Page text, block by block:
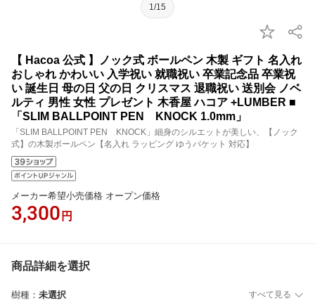
1/15
【 Hacoa 公式 】ノック式 ボールペン 木製 ギフト 名入れ
おしゃれ かわいい 入学祝い 就職祝い 卒業記念品 卒業祝
い 誕生日 母の日 父の日 クリスマス 退職祝い 送別会 ノベ
ルティ 男性 女性 プレゼント 木香屋 ハコア +LUMBER ■
「SLIM BALLPOINT PEN KNOCK 1.0mm」
「SLIM BALLPOINT PEN KNOCK」細身のシルエットが美しい、【ノック
式】の木製ボールペン【名入れ ラッピング ゆうパケット 対応】
メーカー希望小売価格 オープン価格
3,300 円
商品詳細を選択
樹種 ： 未選択 すべて見る